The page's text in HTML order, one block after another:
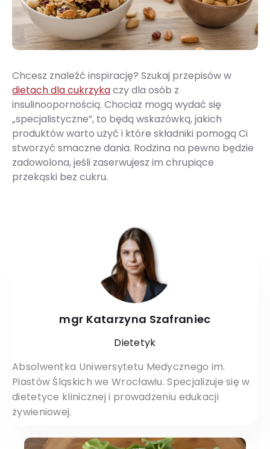
Chcesz znaleźć inspirację? Szukaj przepisów w
dietach dla cukrzykaczy dla osób z
insulinoopornością. Chociaż mogą wydać się
„specjalistyczne”, to będą wskazówką, jakich
produktów warto użyć i które składniki pomogą Ci
stworzyć smaczne dania. Rodzina na pewno będzie
zadowolona, jeśli zaserwujesz im chrupiące
przekąski bez cukru.
mgr Katarzyna Szafraniec
Dietetyk
Absolwentka Uniwersytetu Medycznego im.
Piastów Śląskich we Wrocławiu. Specjalizuje się w
dietetyce klinicznej i prowadzeniu edukacji
żywieniowej.